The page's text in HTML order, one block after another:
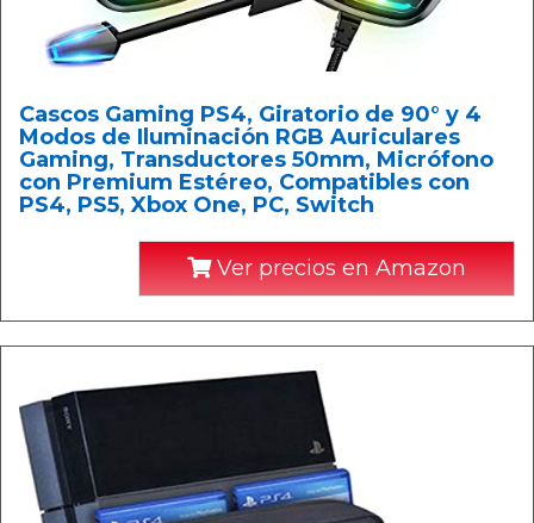
Cascos Gaming PS4, Giratorio de 90° y 4
Modos de Iluminación RGB Auriculares
Gaming, Transductores 50mm, Micrófono
con Premium Estéreo, Compatibles con
PS4, PS5, Xbox One, PC, Switch
Ver precios en Amazon